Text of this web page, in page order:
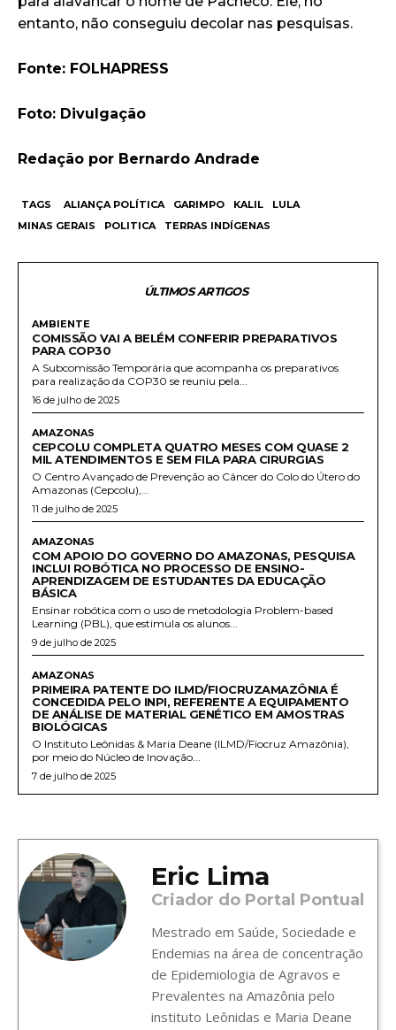
entanto, não conseguiu decolar nas pesquisas.
Fonte: FOLHAPRESS
Foto: Divulgação
Redação por Bernardo Andrade
TAGS ALIANÇA POLÍTICA GARIMPO KALIL
LULA
MINAS GERAIS
POLITICA TERRAS INDÍGENAS
ÚLTIMOS ARTIGOS
AMBIENTE
COMISSÃO VAI A BELÉM CONFERIR PREPARATIVOS
PARA COP30
A Subcomissão Temporária que acompanha os preparativos
para realização da COP30 se reuniu pela...
16 de julho de 2025
AMAZONAS
CEPCOLU COMPLETA QUATRO MESES COM QUASE 2
MIL ATENDIMENTOS E SEM FILA PARA CIRURGIAS
O Centro Avançado de Prevenção ao Câncer do Colo do Útero do
Amazonas (Cepcolu),...
11 de julho de 2025
AMAZONAS
COM APOIO DO GOVERNO DO AMAZONAS, PESQUISA
INCLUI ROBÓTICA NO PROCESSO DE ENSINO-
APRENDIZAGEM DE ESTUDANTES DA EDUCAÇÃO
BÁSICA
Ensinar robótica com o uso de metodologia Problem-based
Learning (PBL), que estimula os alunos...
9 de julho de 2025
AMAZONAS
PRIMEIRA PATENTE DO ILMD/FIOCRUZAMAZÔNIA É
CONCEDIDA PELO INPI, REFERENTE A EQUIPAMENTO
DE ANÁLISE DE MATERIAL GENÉTICO EM AMOSTRAS
BIOLÓGICAS
O Instituto Leônidas & Maria Deane (ILMD/Fiocruz Amazônia),
por meio do Núcleo de Inovação...
7 de julho de 2025
Eric Lima
Criador do Portal Pontual
Mestrado em Saúde, Sociedade e
Endemias na área de concentração
de Epidemiologia de Agravos e
Prevalentes na Amazônia pelo
instituto Leônidas e Maria Deane